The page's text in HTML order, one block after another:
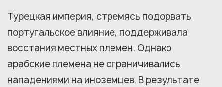
Турецкая империя, стремясь подорвать
португальское влияние, поддерживала
восстания местных племен. Однако
арабские племена не ограничивались
нападениями на иноземцев. В результате